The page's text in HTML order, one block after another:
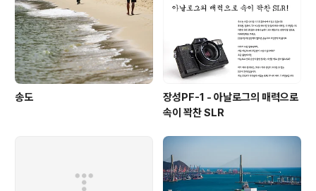
송도
장성PF-1 - 아날로그의 매력으로
속이 꽉찬 SLR